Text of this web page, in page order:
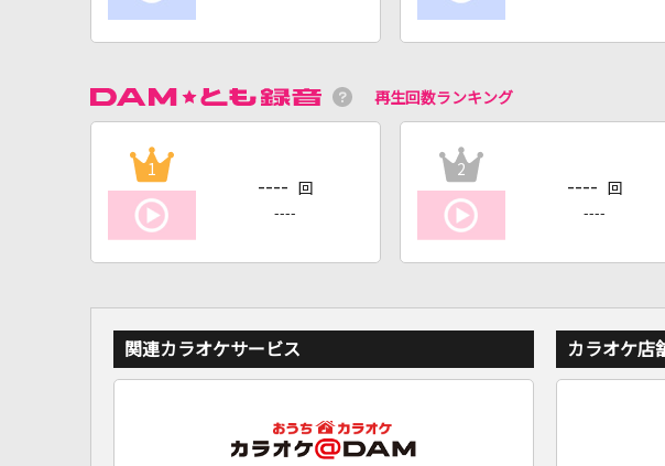
再生回数ランキング
1
---- 回
----
2
---- 回
----
関連カラオケサービス カラオケ店